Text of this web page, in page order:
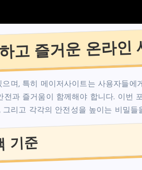
고 즐거운 온라인
며, 특히 메이저사이트는 사용자들에
과 즐거움이 함께해야 합니다. 이번
리고 각각의 안전성을 높이는 비밀들
기준